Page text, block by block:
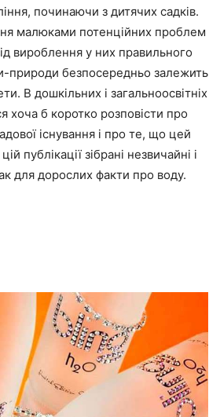
починаючи з дитячих садків.
малюками потенційних проблем
вироблення у них правильного
природи безпосередньо залежить
В дошкільних і загальноосвітніх
хоча б коротко розповісти про
існування і про те, що цей
публікації зібрані незвичайні і
для дорослих факти про воду.